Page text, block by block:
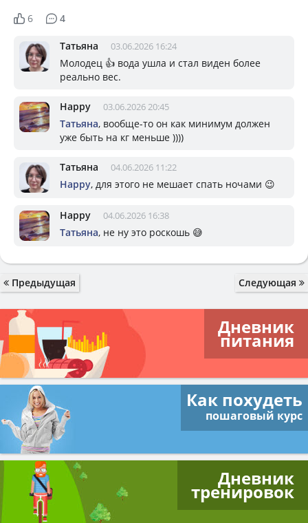
6 4
Татьяна 03.06.2026 16:24
Молодец 👍 вода ушла и стал виден более
реально вес.
Happy 03.06.2026 20:45
Татьяна, вообще-то он как минимум должен
уже быть на кг меньше ))))
Татьяна 04.06.2026 11:22
Happy, для этого не мешает спать ночами 😉
Happy 04.06.2026 16:38
Татьяна, не ну это роскошь 😅
Предыдущая Следующая
Дневник
питания
Как похудеть
пошаговый курс
Дневник
тренировок